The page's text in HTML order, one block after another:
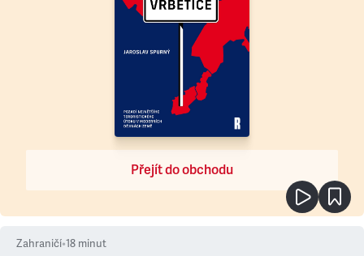
Přejít do obchodu
Zahraničí•18 minut